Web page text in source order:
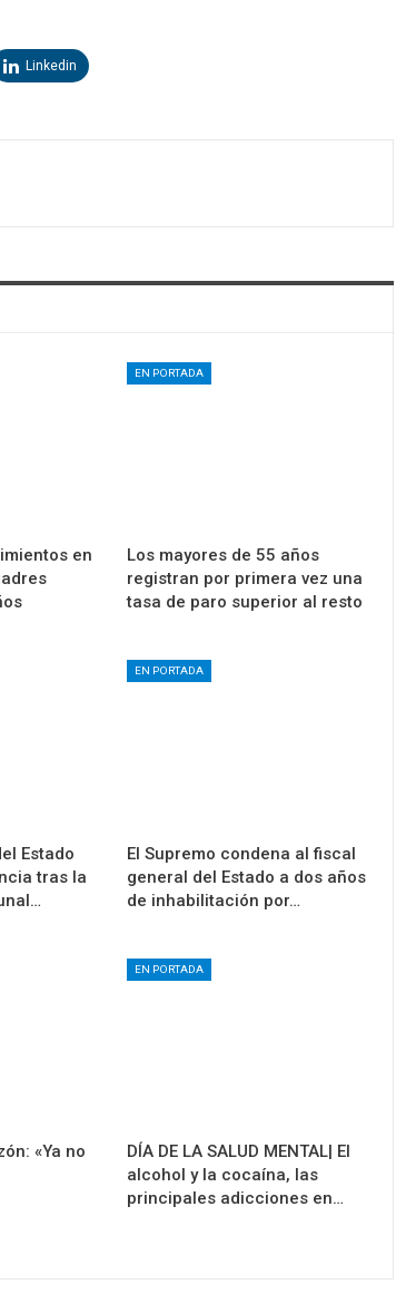
Linkedin
en
EN PORTADA
Los mayores de 55 años
registran por primera vez una
tasa de paro superior al resto
Estado
tras la
EN PORTADA
El Supremo condena al fiscal
general del Estado a dos años
de inhabilitación por…
«Ya no
EN PORTADA
DÍA DE LA SALUD MENTAL| El
alcohol y la cocaína, las
principales adicciones en…